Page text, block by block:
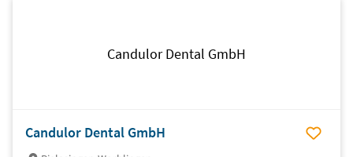
Candulor Dental GmbH
Candulor Dental GmbH